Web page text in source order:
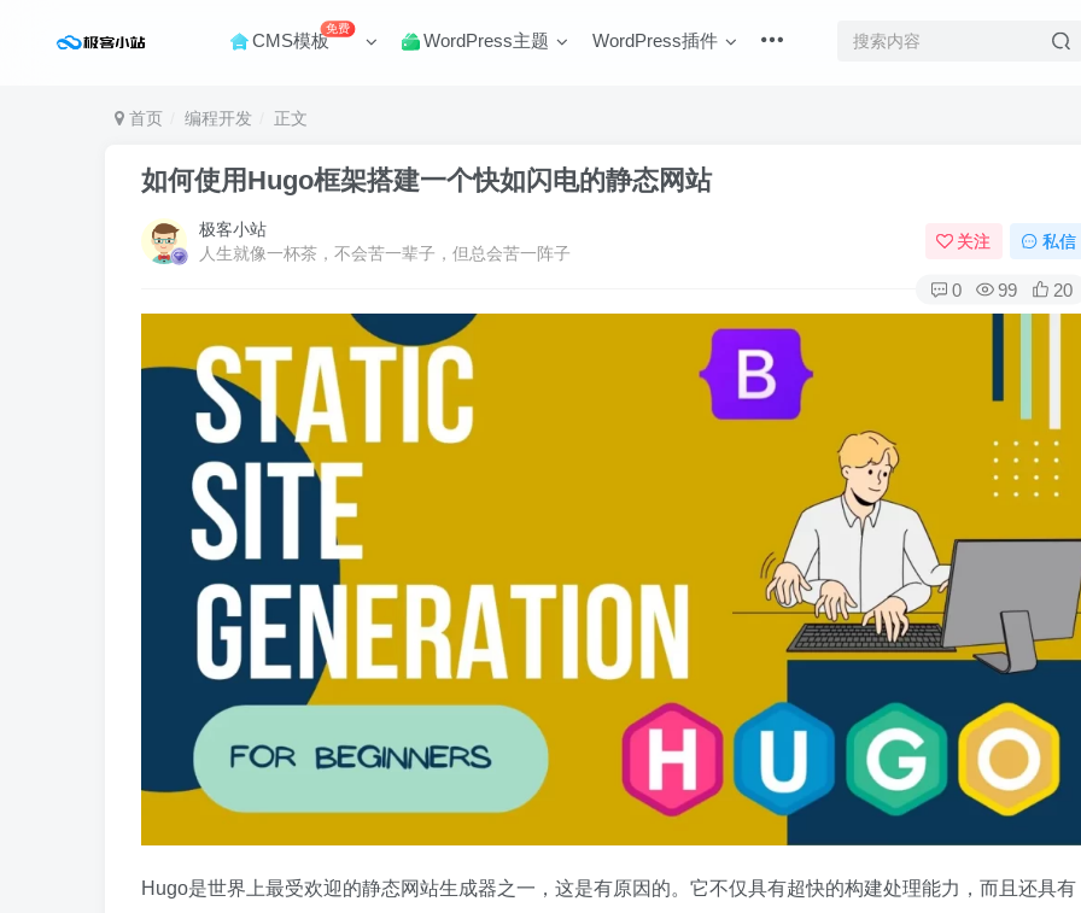
CMS模板
免费
WordPress主题 WordPress插件
首页 编程开发 正文
如何使用Hugo框架搭建一个快如闪电的静态网站
极客小站
人生就像一杯茶，不会苦一辈子，但总会苦一阵子
关注 私信
0 99 20
Hugo是世界上最受欢迎的静态网站生成器之一，这是有原因的。它不仅具有超快的构建处理能力，而且还具有